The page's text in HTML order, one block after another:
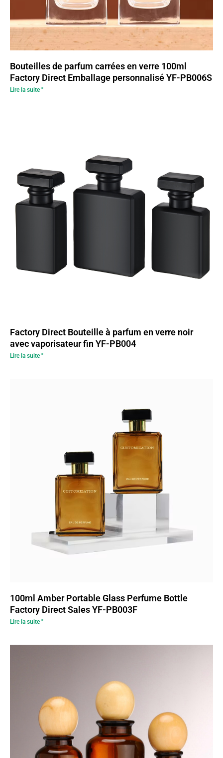
Bouteilles de parfum carrées en verre 100ml
Factory Direct Emballage personnalisé YF-PB006S
Lire la suite "
Factory Direct Bouteille à parfum en verre noir
avec vaporisateur fin YF-PB004
Lire la suite "
100ml Amber Portable Glass Perfume Bottle
Factory Direct Sales YF-PB003F
Lire la suite "